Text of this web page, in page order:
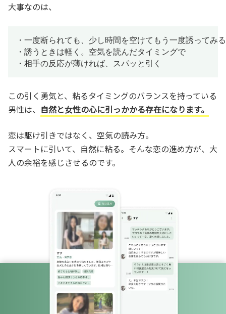
大事なのは、
・一度断られても、少し時間を空けてもう一度誘ってみる
・誘うときは軽く。空気を読んだタイミングで
・相手の反応が薄ければ、スパッと引く
この引く勇気と、粘るタイミングのバランスを持っている
男性は、 自然と女性の心に引っかかる存在になります。
恋は駆け引きではなく、空気の読み方。
スマートに引いて、自然に粘る。そんな恋の進め方が、大
人の余裕を感じさせるのです。